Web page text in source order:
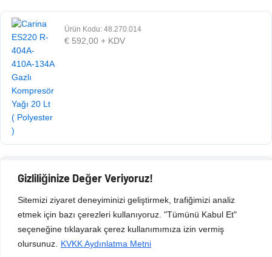
Gizliliğinize Değer Veriyoruz!
Sitemizi ziyaret deneyiminizi geliştirmek, trafiğimizi analiz
etmek için bazı çerezleri kullanıyoruz. "Tümünü Kabul Et"
seçeneğine tıklayarak çerez kullanımımıza izin vermiş
olursunuz.
KVKK Aydınlatma Metni
Ürün Kodu: 48.270.014
€ 592,00 + KDV
Ürün Kodu: 48.007.001
570,00 + KDV